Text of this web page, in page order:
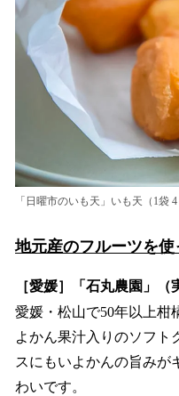
「日曜市のいも天」いも天（1袋
地元産のフルーツを使
［愛媛］「石丸農園」（
愛媛・松山で50年以上柑
よかん果汁入りのソフト
スにもいよかんの旨みが
わいです。